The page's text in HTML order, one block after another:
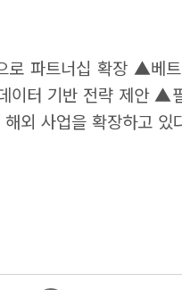
로 파트너십 확장 ▲베
터 기반 전략 제안 ▲
외 사업을 확장하고 있